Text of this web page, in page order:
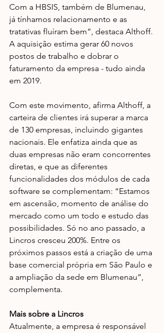
Com a HBSIS, também de Blumenau,
já tínhamos relacionamento e as
tratativas fluíram bem”, destaca Althoff.
A aquisição estima gerar 60 novos
postos de trabalho e dobrar o
faturamento da empresa - tudo ainda
em 2019.
Com este movimento, afirma Althoff, a
carteira de clientes irá superar a marca
de 130 empresas, incluindo gigantes
nacionais. Ele enfatiza ainda que as
duas empresas não eram concorrentes
diretas, e que as diferentes
funcionalidades dos módulos de cada
software se complementam: “Estamos
em ascensão, momento de análise do
mercado como um todo e estudo das
possibilidades. Só no ano passado, a
Lincros cresceu 200%. Entre os
próximos passos está a criação de uma
base comercial própria em São Paulo e
a ampliação da sede em Blumenau”,
complementa.
Mais sobre a Lincros
Atualmente, a empresa é responsável